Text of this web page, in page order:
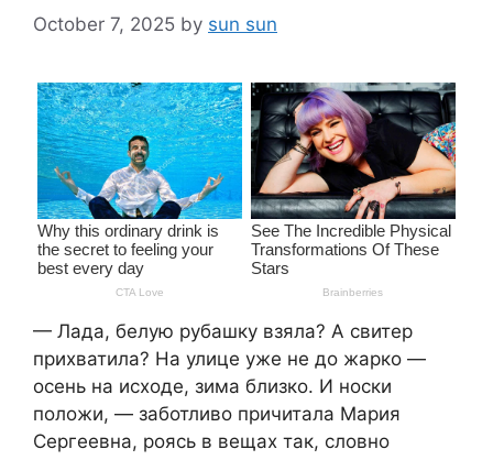
October 7, 2025 by sun sun
— Лада, белую рубашку взяла? А свитер
прихватила? На улице уже не до жарко —
осень на исходе, зима близко. И носки
положи, — заботливо причитала Мария
Сергеевна, роясь в вещах так, словно